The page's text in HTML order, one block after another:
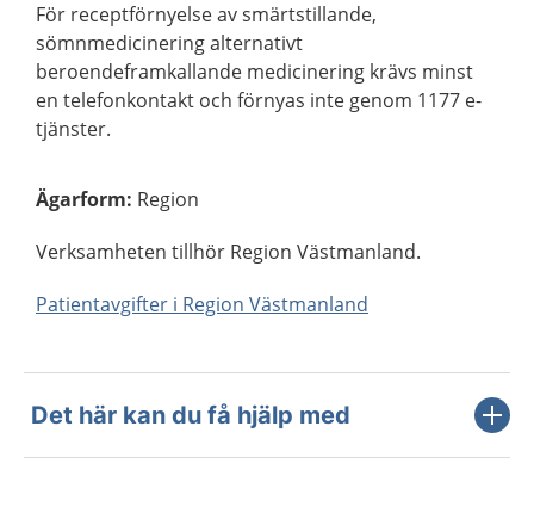
För receptförnyelse av smärtstillande,
sömnmedicinering alternativt
beroendeframkallande medicinering krävs minst
en telefonkontakt och förnyas inte genom 1177 e-
tjänster.
Ägarform: Region
Verksamheten tillhör Region Västmanland.
Patientavgifter i Region Västmanland
Det här kan du få hjälp med